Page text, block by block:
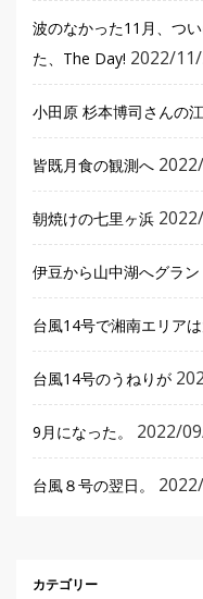
波のなかった11月、つ
た、The Day! 2022/
小田原 杉本博司さんの
皆既月食の観測へ
朝焼けの七里ヶ浜
伊豆から山中湖へグラ
台風14号で湘南エリア
台風14号のうねりが
9月になった。 2022/
台風８号の翌日。
カテゴリー